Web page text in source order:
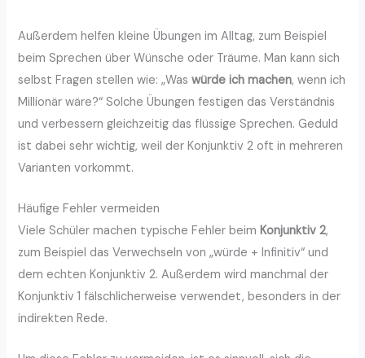
Außerdem helfen kleine Übungen im Alltag, zum Beispiel
beim Sprechen über Wünsche oder Träume. Man kann sich
selbst Fragen stellen wie: „Waswürde ich machen, wenn ich
Millionär wäre?“ Solche Übungen festigen das Verständnis
und verbessern gleichzeitig das flüssige Sprechen. Geduld
ist dabei sehr wichtig, weil der Konjunktiv 2 oft in mehreren
Varianten vorkommt.
Häufige Fehler vermeiden
Viele Schüler machen typische Fehler beimKonjunktiv 2,
zum Beispiel das Verwechseln von „würde + Infinitiv“ und
dem echten Konjunktiv 2. Außerdem wird manchmal der
Konjunktiv 1 fälschlicherweise verwendet, besonders in der
indirekten Rede.